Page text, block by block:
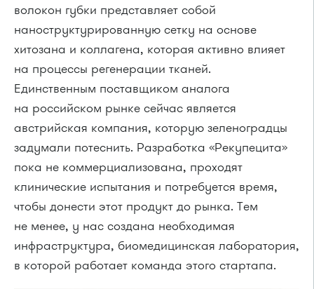
волокон губки представляет собой
наноструктурированную сетку на основе
хитозана и коллагена, которая активно влияет
на процессы регенерации тканей.
Единственным поставщиком аналога
на российском рынке сейчас является
австрийская компания, которую зеленоградцы
задумали потеснить. Разработка «Рекупецита»
пока не коммерциализована, проходят
клинические испытания и потребуется время,
чтобы донести этот продукт до рынка. Тем
не менее, у нас создана необходимая
инфраструктура, биомедицинская лаборатория,
в которой работает команда этого стартапа.